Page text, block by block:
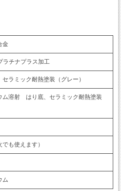
金
ラチナプラス加工
セラミック耐熱塗装（グレー）
ム溶射 はり底、セラミック耐熱塗装
も使えます）
ム